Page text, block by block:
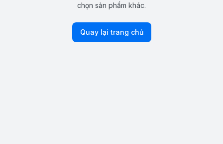
chọn sản phẩm khác.
Quay lại trang chủ